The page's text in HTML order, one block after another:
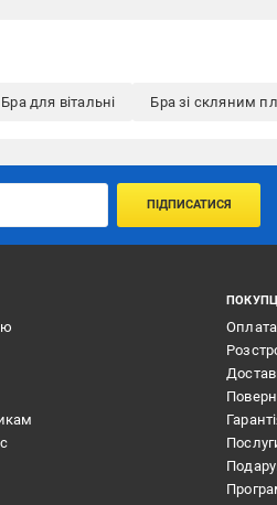
Бра для вітальні Бра зі скляним
ПІДПИСАТИСЯ
Оплата